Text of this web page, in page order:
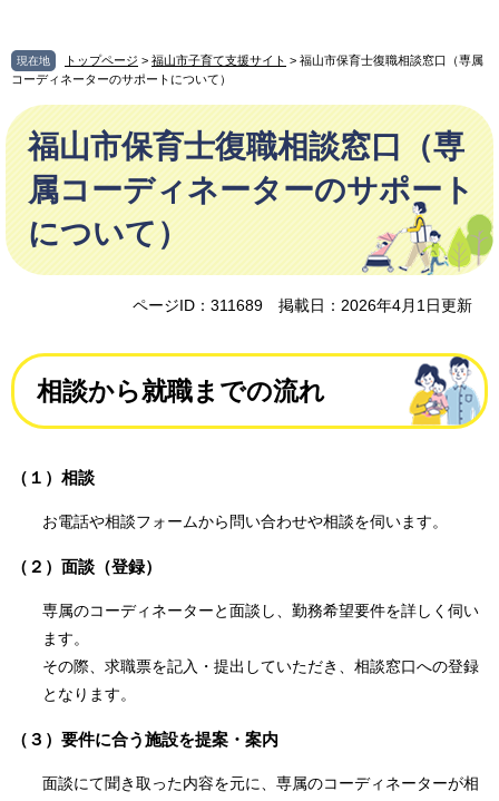
ジ
の
頭
ュ
ー
飛
文
現在地 トップページ > 福山市子育て支援サイト > 福山市保育士復職相談窓口（専属
コーディネーターのサポートについて）
本
文
福山市保育士復職相談窓口（専
属コーディネーターのサポート
について）
ページID：311689 掲載日：2026年4月1日更新
相談から就職までの流れ
（１）相談
お電話や相談フォームから問い合わせや相談を伺います。
（２）面談（登録）
専属のコーディネーターと面談し、勤務希望要件を詳しく伺い
ます。
その際、求職票を記入・提出していただき、相談窓口への登録
となります。
（３）要件に合う施設を提案・案内
面談にて聞き取った内容を元に、専属のコーディネーターが相